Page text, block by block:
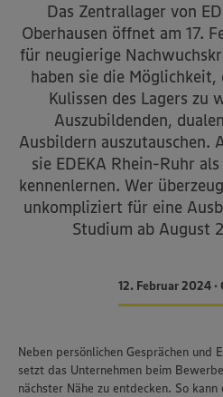
Das Zentrallager von
Oberhausen öffnet am 17.
für neugierige
haben sie die
Kulissen des Lagers zu
Auszubildenden,
Ausbildern auszutauschen.
sie EDEKA Rhein-Ruhr
kennenlernen. Wer
unkompliziert für eine
Studium ab August
12. Februar 2024 •
Neben persönlichen Gesprächen und
setzt das Unternehmen beim
nächster Nähe zu entdecken. So